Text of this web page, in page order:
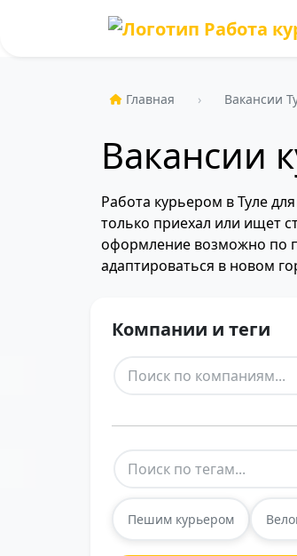
Главная Вакансии
Вакансии
Работа курьером в Туле
только приехал или ищет
оформление возможно по
адаптироваться в новом
Компании и теги
Пешим курьером